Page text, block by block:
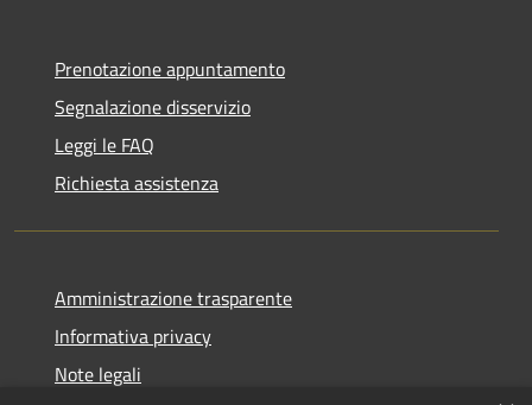
Prenotazione appuntamento
Segnalazione disservizio
Leggi le FAQ
Richiesta assistenza
Amministrazione trasparente
Informativa privacy
Note legali